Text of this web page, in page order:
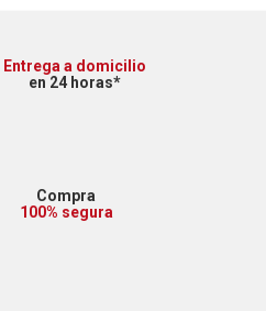
Entrega a domicilio
en 24 horas*
Compra
100% segura